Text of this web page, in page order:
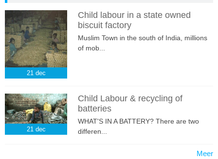
21 dec
Child labour in a state owned
biscuit factory
Muslim Town in the south of India, millions
of mob...
21 dec
Child Labour & recycling of
batteries
WHAT'S IN A BATTERY? There are two
differen...
Meer